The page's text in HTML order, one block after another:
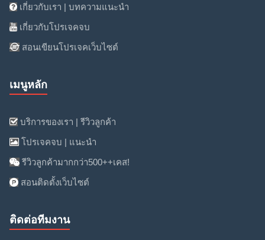
เกี่ยวกับเรา | บทความแนะนำ
เกี่ยวกับโปรเจคจบ
สอนเขียนโปรเจคเว็บไซต์
เมนูหลัก
บริการของเรา | รีวิวลูกค้า
โปรเจคจบ | แนะนำ
รีวิวลูกค้ามากกว่า500++เคส!
สอนติดตั้งเว็บไซต์
ติดต่อทีมงาน